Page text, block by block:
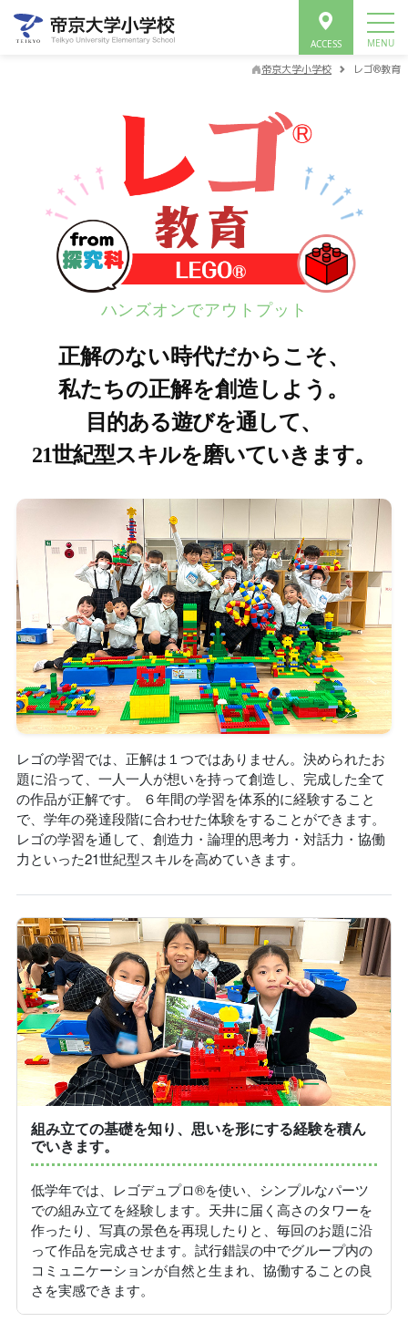
帝京大学小学校 レゴ®教育
ハンズオンでアウトプット
正解のない時代だからこそ、
私たちの正解を創造しよう。
目的ある遊びを通して、
21世紀型スキルを磨いていきます。
レゴの学習では、正解は１つではありません。決められたお
題に沿って、一人一人が想いを持って創造し、完成した全て
の作品が正解です。 ６年間の学習を体系的に経験すること
で、学年の発達段階に合わせた体験をすることができます。
レゴの学習を通して、創造力・論理的思考力・対話力・協働
力といった21世紀型スキルを高めていきます。
組み立ての基礎を知り、思いを形にする経験を積ん
でいきます。
低学年では、レゴデュプロ®️を使い、シンプルなパーツ
での組み立てを経験します。天井に届く高さのタワーを
作ったり、写真の景色を再現したりと、毎回のお題に沿
って作品を完成させます。試行錯誤の中でグループ内の
コミュニケーションが自然と生まれ、協働することの良
さを実感できます。